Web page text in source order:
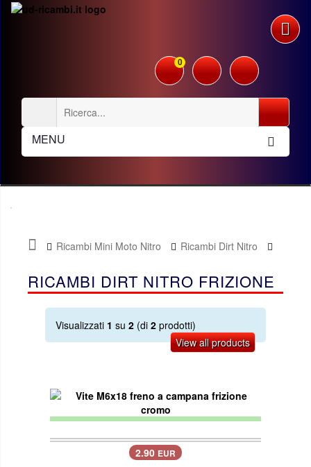
0
MENU
Ricambi Mini Moto Nitro
Ricambi Dirt Nitro
Frizione
RICAMBI DIRT NITRO FRIZIONE
Visualizzati 1 su 2 (di 2 prodotti)
View all products
2.90 EUR